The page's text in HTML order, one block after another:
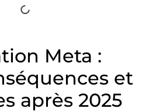
Meta :
et
après 2025